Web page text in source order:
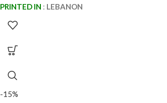
PRINTED IN : LEBANON
-15%